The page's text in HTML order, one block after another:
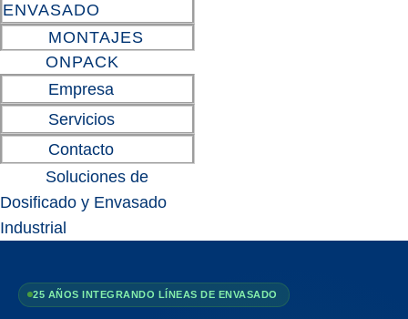
ENVASADO
MONTAJES
ONPACK
Empresa
Servicios
Contacto
Soluciones de
Dosificado y Envasado
Industrial
25 AÑOS INTEGRANDO LÍNEAS DE ENVASADO